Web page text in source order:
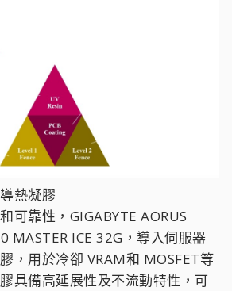
熱凝膠
可靠性，GIGABYTE AORUS
MASTER ICE 32G，導入伺服器
，用於冷卻 VRAM和 MOSFET等
具備高延展性及不流動特性，可